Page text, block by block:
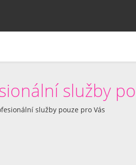
služby
služby pouze pro Vás